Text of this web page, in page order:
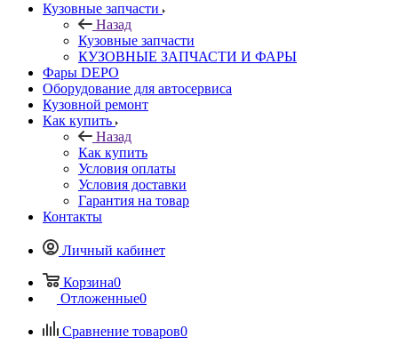
Кузовные запчасти
Назад
Кузовные запчасти
КУЗОВНЫЕ ЗАПЧАСТИ И ФАРЫ
Фары DEPO
Оборудование для автосервиса
Кузовной ремонт
Как купить
Назад
Как купить
Условия оплаты
Условия доставки
Гарантия на товар
Контакты
Личный кабинет
Корзина0
Отложенные0
Сравнение товаров0